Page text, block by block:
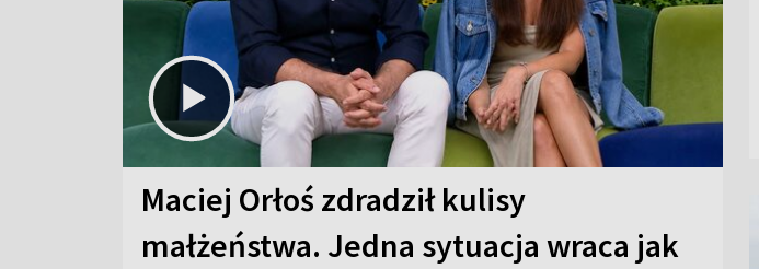
Maciej Orłoś zdradził kulisy
małżeństwa. Jedna sytuacja wraca jak